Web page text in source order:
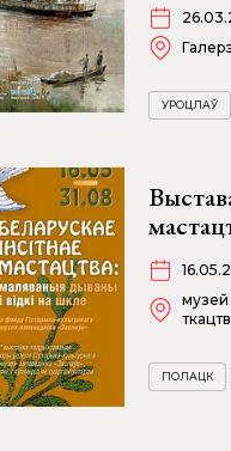
УРОЦЛАЎ
музей
ПОЛАЦК